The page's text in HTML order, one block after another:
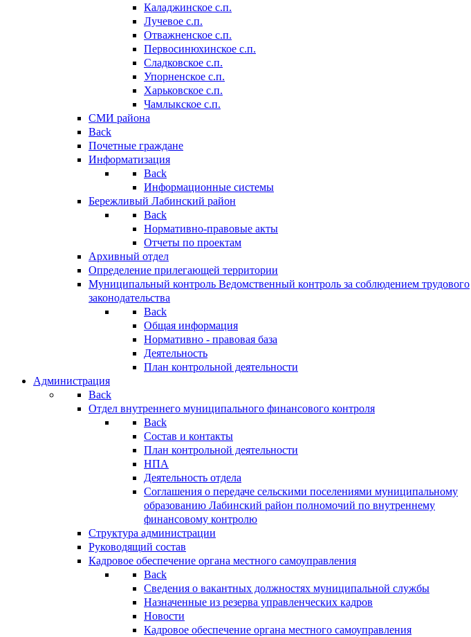
Каладжинское с.п.
Лучевое с.п.
Отважненское с.п.
Первосинюхинское с.п.
Сладковское с.п.
Упорненское с.п.
Харьковское с.п.
Чамлыкское с.п.
СМИ района
Back
Почетные граждане
Информатизация
Back
Информационные системы
Бережливый Лабинский район
Back
Нормативно-правовые акты
Отчеты по проектам
Архивный отдел
Определение прилегающей территории
Муниципальный контроль Ведомственный контроль за соблюдением трудового
законодательства
Back
Общая информация
Нормативно - правовая база
Деятельность
План контрольной деятельности
Администрация
Back
Отдел внутреннего муниципального финансового контроля
Back
Состав и контакты
План контрольной деятельности
НПА
Деятельность отдела
Соглашения о передаче сельскими поселениями муниципальному
образованию Лабинский район полномочий по внутреннему
финансовому контролю
Структура администрации
Руководящий состав
Кадровое обеспечение органа местного самоуправления
Back
Сведения о вакантных должностях муниципальной службы
Назначенные из резерва управленческих кадров
Новости
Кадровое обеспечение органа местного самоуправления